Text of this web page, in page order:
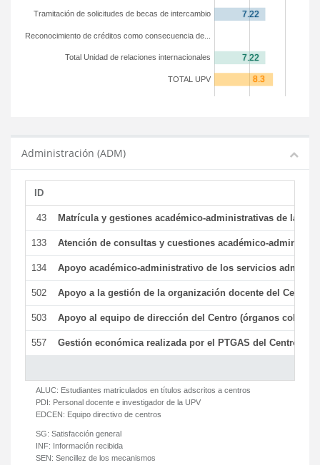
TOTAL UPV
Total Unidad de relaciones internacionales
Reconocimiento de créditos como consecuencia de...
Tramitación de solicitudes de becas de intercambio
Administración (ADM)
ID
43 Matrícula y gestiones académico-administrativas de la
133 Atención de consultas y cuestiones académico-
134 Apoyo académico-administrativo de los servicios
502 Apoyo a la gestión de la organización docente del Centro
503 Apoyo al equipo de dirección del Centro (órganos
557 Gestión económica realizada por el PTGAS del Centro
ALUC: Estudiantes matriculados en títulos adscritos a centros
PDI: Personal docente e investigador de la UPV
EDCEN: Equipo directivo de centros
SG: Satisfacción general
INF: Información recibida
SEN: Sencillez de los mecanismos